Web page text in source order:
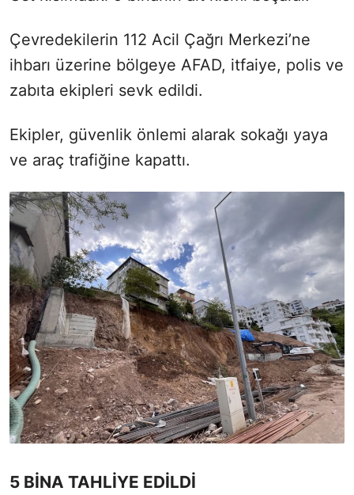
Çevredekilerin 112 Acil Çağrı Merkezi’ne
ihbarı üzerine bölgeye AFAD, itfaiye, polis ve
zabıta ekipleri sevk edildi.
Ekipler, güvenlik önlemi alarak sokağı yaya
ve araç trafiğine kapattı.
5 BİNA TAHLİYE EDİLDİ